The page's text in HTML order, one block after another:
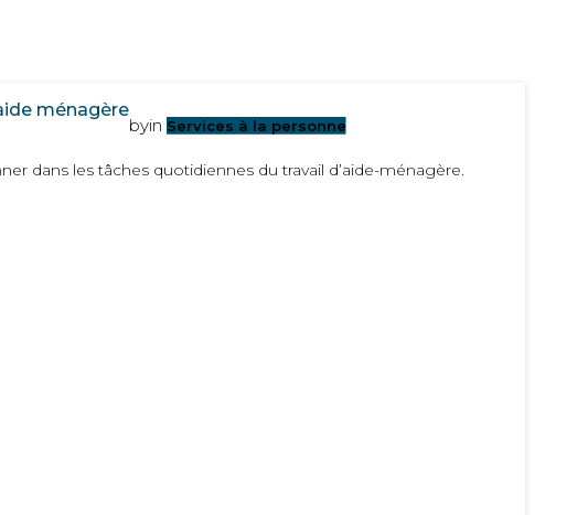
ménagère
byin Services à la personne
dans les tâches quotidiennes du travail d’aide-ménagère.